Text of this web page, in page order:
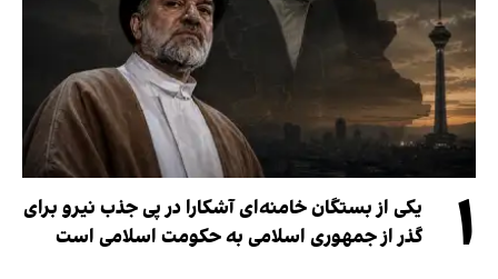
۱
یکی از بستگان خامنه‌ای آشکارا در پی جذب نیرو برای
گذر از جمهوری اسلامی به حکومت اسلامی است